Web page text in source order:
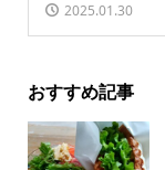
2025.01.30
おすすめ記事